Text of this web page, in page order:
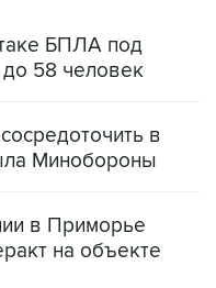
в
в Приморье